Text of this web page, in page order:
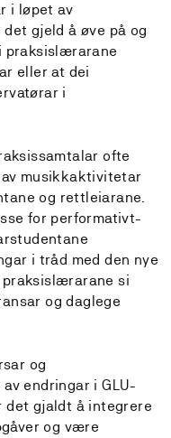
i løpet av
gjeld å øve på og
praksislærarane
eller at dei
i
ofte
musikkaktivitetar
og rettleiarane.
for performativt-
i tråd med den nye
si
og daglege
og
endringar i GLU-
det gjaldt å integrere
og være